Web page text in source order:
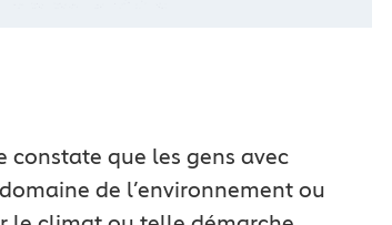
constate que les gens avec
de l’environnement ou